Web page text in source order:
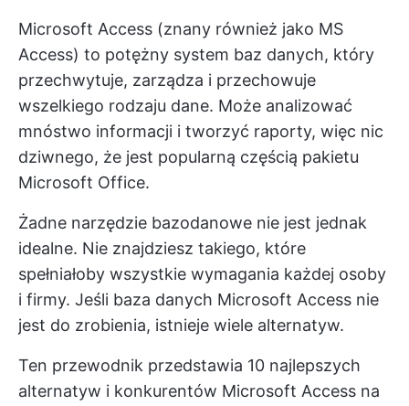
Microsoft Access (znany również jako MS
Access) to potężny system baz danych, który
przechwytuje, zarządza i przechowuje
wszelkiego rodzaju dane. Może analizować
mnóstwo informacji i tworzyć raporty, więc nic
dziwnego, że jest popularną częścią pakietu
Microsoft Office.
Żadne narzędzie bazodanowe nie jest jednak
idealne. Nie znajdziesz takiego, które
spełniałoby wszystkie wymagania każdej osoby
i firmy. Jeśli baza danych Microsoft Access nie
jest do zrobienia, istnieje wiele alternatyw.
Ten przewodnik przedstawia 10 najlepszych
alternatyw i konkurentów Microsoft Access na